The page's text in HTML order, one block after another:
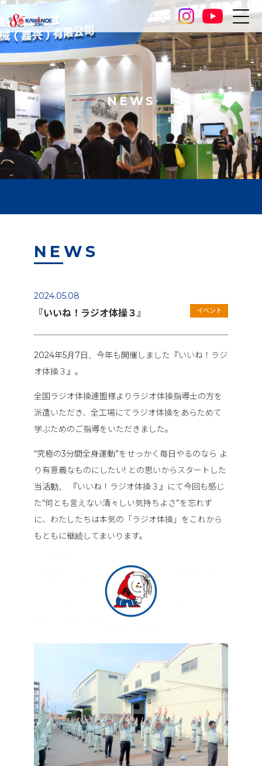
NEWS
NEWS
2024.05.08
『いいね！ラジオ体操３』 イベント
2024年5月7日、今年も開催しました『いいね！ラジ
オ体操３』。
全国ラジオ体操連盟様よりラジオ体操指導士の方を
派遣いただき、全工場にてラジオ体操をあらためて
学ぶためのご指導をいただきました。
“究極の3分間全身運動”をせっかく毎日やるのなら よ
り有意義なものにしたい! との思いからスタートした
当活動。 『いいね！ラジオ体操３』にて今回も感じ
た“何とも言えない清々しい気持ちよさ”を忘れず
に、わたしたちは本気の「ラジオ体操」をこれから
もともに継続してまいります。